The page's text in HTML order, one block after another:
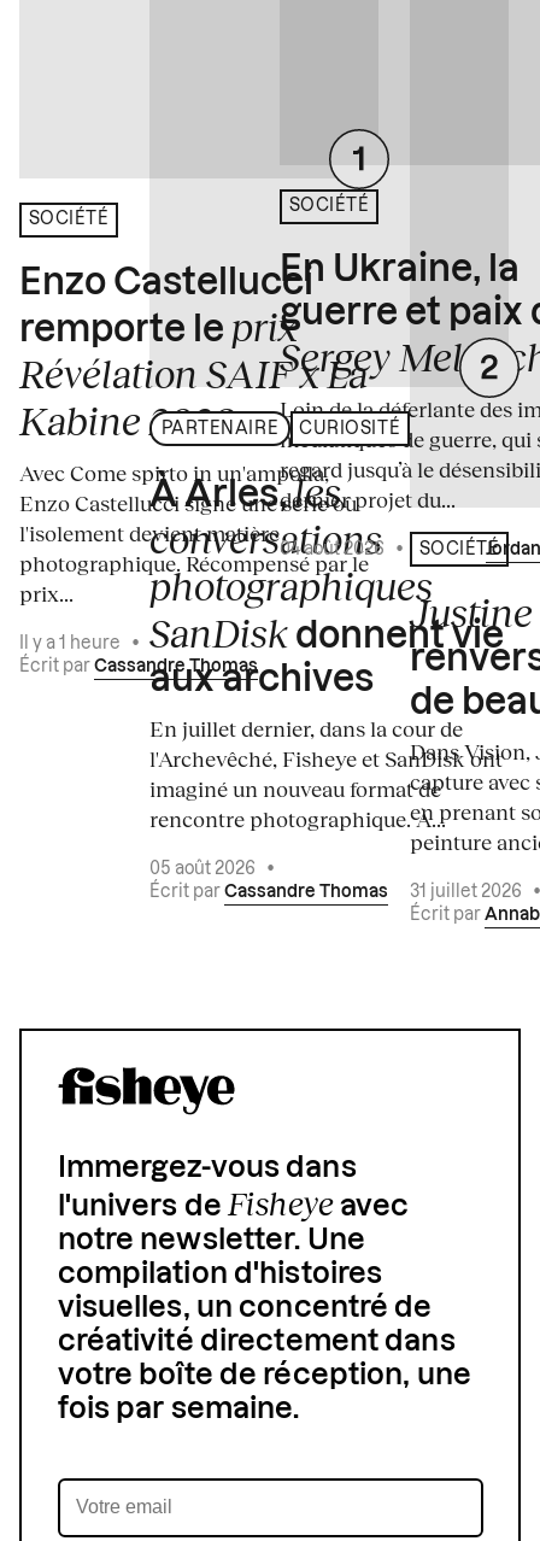
SOCIÉTÉ
Enzo Castellucci
remporte le prix
Révélation SAIF x La
Kabine 2026
Avec Come spirto in un'ampolla,
Enzo Castellucci signe une série où
l'isolement devient matière
photographique. Récompensé par le
prix...
Il y a 1 heure
•
Écrit par Cassandre Thomas
PARTENAIRE CURIOSITÉ
À Arles,les
conversations
photographiques
SanDisk donnent vie
aux archives
En juillet dernier, dans la cour de
l'Archevêché, Fisheye et SanDisk ont
imaginé un nouveau format de
rencontre photographique. À...
05 août 2026
•
Écrit par Cassandre Thomas
SOCIÉTÉ
En Ukraine, la
guerre et paix
Sergey
Loin de la déferlante des
médiatiques de guerre, qui
regard jusqu’à le
dernier projet du...
04 août 2026 • Écrit par
SOCIÉTÉ
de
Dans
capture avec
en prenant
peinture
31 juillet 2026
Écrit par
Immergez-vous dans
l'univers deFisheyeavec
notre newsletter. Une
compilation d'histoires
visuelles, un concentré de
créativité directement dans
votre boîte de réception, une
fois par semaine.